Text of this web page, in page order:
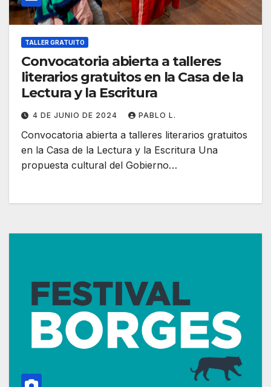
TALLER GRATUITO
Convocatoria abierta a talleres
literarios gratuitos en la Casa de la
Lectura y la Escritura
4 DE JUNIO DE 2024 PABLO L.
Convocatoria abierta a talleres literarios gratuitos
en la Casa de la Lectura y la Escritura Una
propuesta cultural del Gobierno…